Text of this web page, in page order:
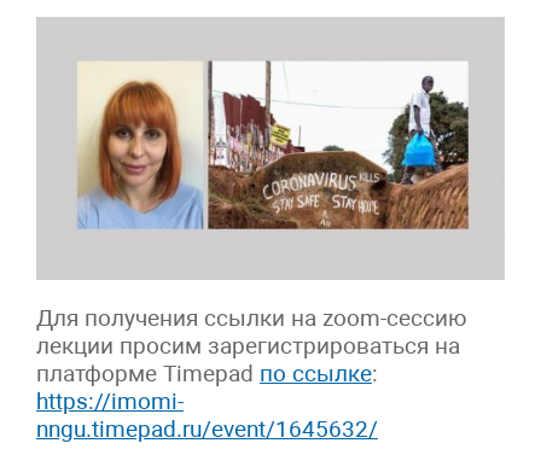
Для получения ссылки на zoom-сессию
лекции просим зарегистрироваться на
платформе Timepad по ссылке:
https://imomi-
nngu.timepad.ru/event/1645632/